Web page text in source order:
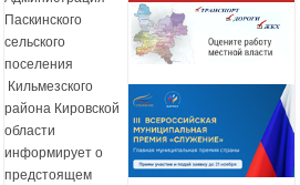
Паскинского
сельского
поселения
Кильмезского
района Кировской
области
информирует о
предстоящем